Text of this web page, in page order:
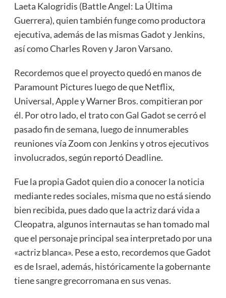
Laeta Kalogridis (Battle Angel: La Última
Guerrera), quien también funge como productora
ejecutiva, además de las mismas Gadot y Jenkins,
así como Charles Roven y Jaron Varsano.
Recordemos que el proyecto quedó en manos de
Paramount Pictures luego de que Netflix,
Universal, Apple y Warner Bros. compitieran por
él. Por otro lado, el trato con Gal Gadot se cerró el
pasado fin de semana, luego de innumerables
reuniones vía Zoom con Jenkins y otros ejecutivos
involucrados, según reportó Deadline.
Fue la propia Gadot quien dio a conocer la noticia
mediante redes sociales, misma que no está siendo
bien recibida, pues dado que la actriz dará vida a
Cleopatra, algunos internautas se han tomado mal
que el personaje principal sea interpretado por una
«actriz blanca». Pese a esto, recordemos que Gadot
es de Israel, además, históricamente la gobernante
tiene sangre grecorromana en sus venas.